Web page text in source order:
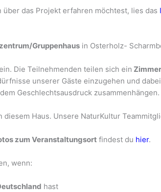
das Projekt erfahren möchtest, lies das
Gruppenhaus in Osterholz-
Die Teilnehmenden teilen sich ein
unserer Gäste einzugehen und
Geschlechtsausdruck
diesem Haus. Unsere NaturKultur
zum Veranstaltungsort findest du hier.
wenn:
hast